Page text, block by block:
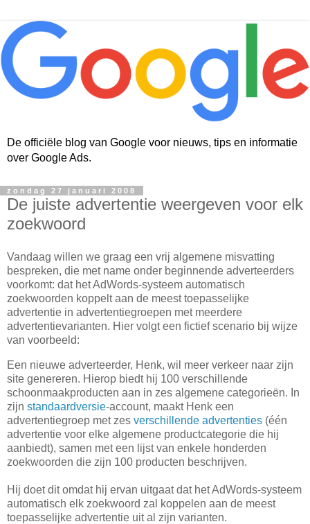
De officiële blog van Google voor nieuws, tips en informatie
over Google Ads.
zondag 27 januari 2008
De juiste advertentie weergeven voor elk
zoekwoord
Vandaag willen we graag een vrij algemene misvatting
bespreken, die met name onder beginnende adverteerders
voorkomt: dat het AdWords-systeem automatisch
zoekwoorden koppelt aan de meest toepasselijke
advertentie in advertentiegroepen met meerdere
advertentievarianten. Hier volgt een fictief scenario bij wijze
van voorbeeld:
Een nieuwe adverteerder, Henk, wil meer verkeer naar zijn
site genereren. Hierop biedt hij 100 verschillende
schoonmaakproducten aan in zes algemene categorieën. In
zijn standaardversie-account, maakt Henk een
advertentiegroep met zes verschillende advertenties (één
advertentie voor elke algemene productcategorie die hij
aanbiedt), samen met een lijst van enkele honderden
zoekwoorden die zijn 100 producten beschrijven.
Hij doet dit omdat hij ervan uitgaat dat het AdWords-systeem
automatisch elk zoekwoord zal koppelen aan de meest
toepasselijke advertentie uit al zijn varianten.